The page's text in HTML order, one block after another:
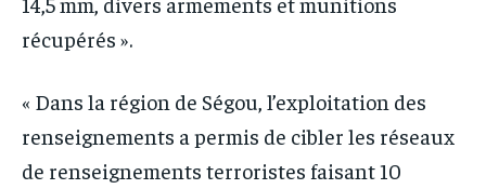
récupérés ».
« Dans la région de Ségou, l’exploitation des
renseignements a permis de cibler les réseaux
de renseignements terroristes faisant 10